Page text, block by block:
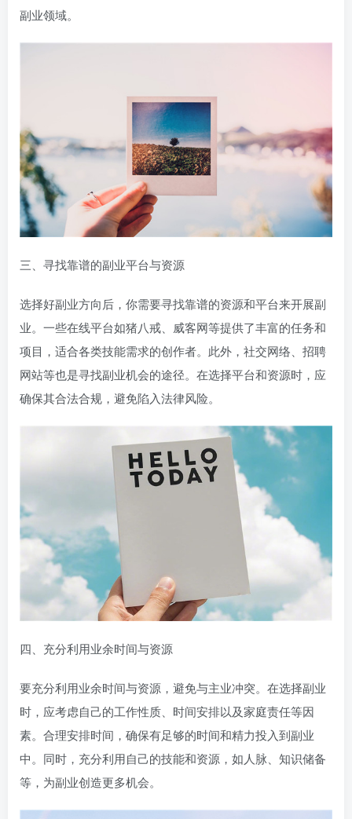
副业领域。
三、寻找靠谱的副业平台与资源
选择好副业方向后，你需要寻找靠谱的资源和平台来开展副
业。一些在线平台如猪八戒、威客网等提供了丰富的任务和
项目，适合各类技能需求的创作者。此外，社交网络、招聘
网站等也是寻找副业机会的途径。在选择平台和资源时，应
确保其合法合规，避免陷入法律风险。
四、充分利用业余时间与资源
要充分利用业余时间与资源，避免与主业冲突。在选择副业
时，应考虑自己的工作性质、时间安排以及家庭责任等因
素。合理安排时间，确保有足够的时间和精力投入到副业
中。同时，充分利用自己的技能和资源，如人脉、知识储备
等，为副业创造更多机会。